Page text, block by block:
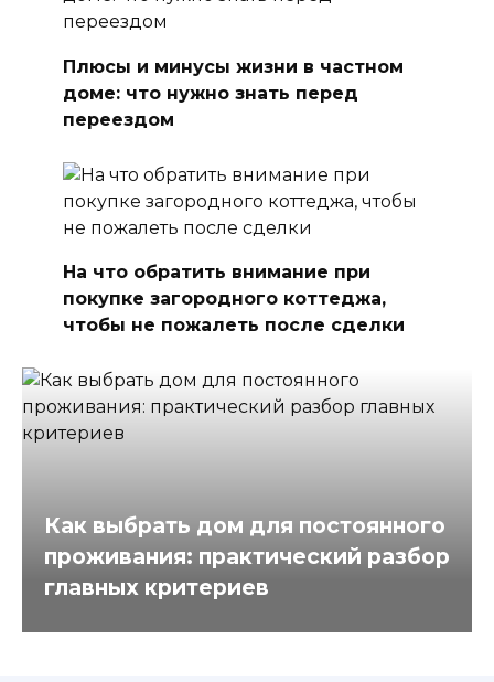
Плюсы и минусы жизни в частном
доме: что нужно знать перед
переездом
На что обратить внимание при
покупке загородного коттеджа,
чтобы не пожалеть после сделки
Как выбрать дом для постоянного
проживания: практический разбор
главных критериев